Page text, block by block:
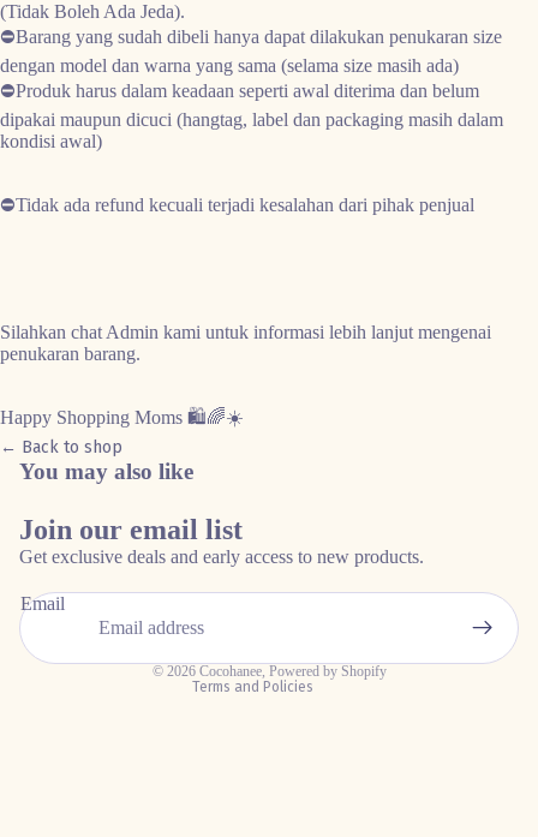
(Tidak Boleh Ada Jeda).
⛔Barang yang sudah dibeli hanya dapat dilakukan penukaran size
dengan model dan warna yang sama (selama size masih ada)
⛔Produk harus dalam keadaan seperti awal diterima dan belum
dipakai maupun dicuci (hangtag, label dan packaging masih dalam
kondisi awal)
⛔Tidak ada refund kecuali terjadi kesalahan dari pihak penjual
Silahkan chat Admin kami untuk informasi lebih lanjut mengenai
penukaran barang.
Happy Shopping Moms 🛍️🌈☀️
← Back to shop
You may also like
Join our email list
Get exclusive deals and early access to new products.
Email
© 2026 Cocohanee, Powered by Shopify
Terms and Policies
Privacy policy